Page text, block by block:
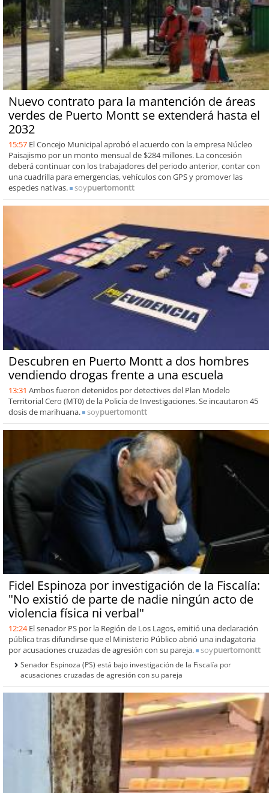
Nuevo contrato para la mantención de áreas
verdes de Puerto Montt se extenderá hasta el
2032
15:57 El Concejo Municipal aprobó el acuerdo con la empresa Núcleo
Paisajismo por un monto mensual de $284 millones. La concesión
deberá continuar con los trabajadores del periodo anterior, contar con
una cuadrilla para emergencias, vehículos con GPS y promover las
especies nativas.
soypuertomontt
Descubren en Puerto Montt a dos hombres
vendiendo drogas frente a una escuela
13:31 Ambos fueron detenidos por detectives del Plan Modelo
Territorial Cero (MT0) de la Policía de Investigaciones. Se incautaron 45
dosis de marihuana.
soypuertomontt
Fidel Espinoza por investigación de la Fiscalía:
"No existió de parte de nadie ningún acto de
violencia física ni verbal"
12:24 El senador PS por la Región de Los Lagos, emitió una declaración
pública tras difundirse que el Ministerio Público abrió una indagatoria
por acusaciones cruzadas de agresión con su pareja.
soypuertomontt
Senador Espinoza (PS) está bajo investigación de la Fiscalía por
acusaciones cruzadas de agresión con su pareja